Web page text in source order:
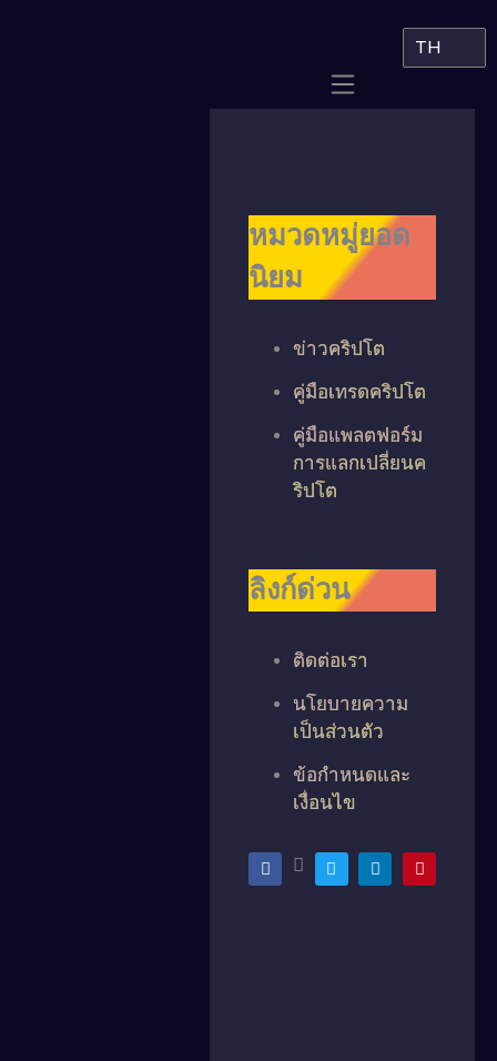
TH
หมวดหมู่ยอด
นิยม
ข่าวคริปโต
คู่มือเทรดคริปโต
คู่มือแพลตฟอร์ม
การแลกเปลี่ยนค
ริปโต
ลิงก์ด่วน
ติดต่อเรา
นโยบายความ
เป็นส่วนตัว
ข้อกำหนดและ
เงื่อนไข